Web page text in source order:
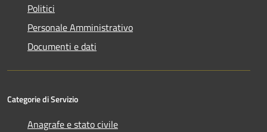
Politici
Personale Amministrativo
Documenti e dati
Categorie di Servizio
Anagrafe e stato civile